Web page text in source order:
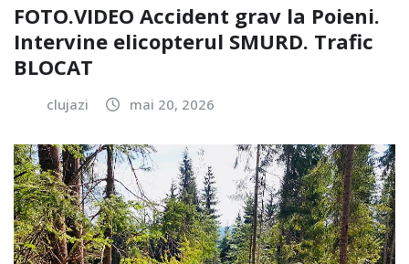
FOTO.VIDEO Accident grav la Poieni.
Intervine elicopterul SMURD. Trafic
BLOCAT
clujazi mai 20, 2026